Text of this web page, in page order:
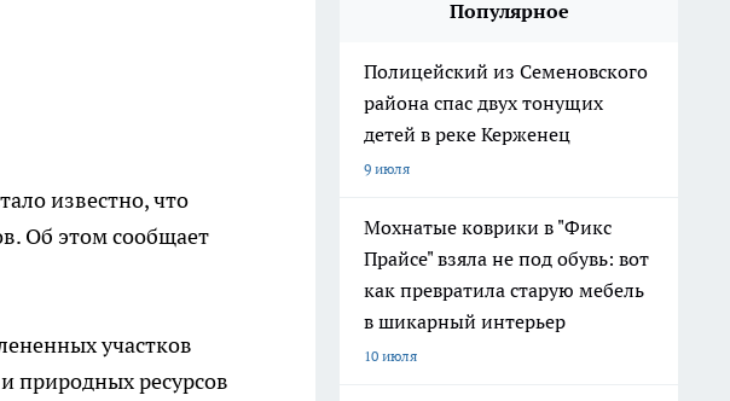
известно, что
Об этом сообщает
участков
природных ресурсов
Популярное
Полицейский из Семеновского
района спас двух тонущих
детей в реке Керженец
9 июля
Мохнатые коврики в "Фикс
Прайсе" взяла не под обувь: вот
как превратила старую мебель
в шикарный интерьер
10 июля